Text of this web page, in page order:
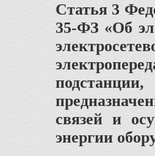
Статья 3
35-ФЗ «Об
связей и
энергии